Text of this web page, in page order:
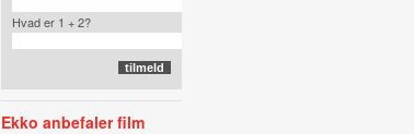
Hvad er 1 + 2?
Ekko anbefaler film